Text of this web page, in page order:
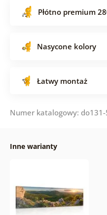
Płótno premium
Nasycone kolory
Łatwy montaż
Numer katalogowy:
Inne warianty